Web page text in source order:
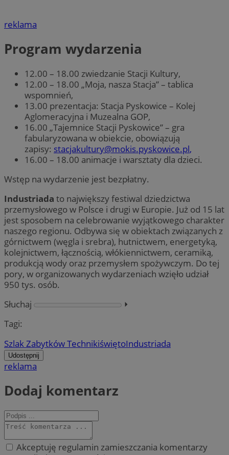
reklama
Program wydarzenia
12.00 – 18.00 zwiedzanie Stacji Kultury,
12.00 – 18.00 „Moja, nasza Stacja” – tablica
wspomnień,
13.00 prezentacja: Stacja Pyskowice – Kolej
Aglomeracyjna i Muzealna GOP,
16.00 „Tajemnice Stacji Pyskowice” – gra
fabularyzowana w obiekcie, obowiązują
zapisy: stacjakultury@mokis.pyskowice.pl,
16.00 – 18.00 animacje i warsztaty dla dzieci.
Wstęp na wydarzenie jest bezpłatny.
Industriada to największy festiwal dziedzictwa
przemysłowego w Polsce i drugi w Europie. Już od 15 lat
jest sposobem na celebrowanie wyjątkowego charakter
naszego regionu. Odbywa się w obiektach związanych z
górnictwem (węgla i srebra), hutnictwem, energetyką,
kolejnictwem, łącznością, włókiennictwem, ceramiką,
produkcją wody oraz przemysłem spożywczym. Do tej
pory, w organizowanych wydarzeniach wzięło udział
950 tys. osób.
Słuchaj
⏵︎
Tagi:
Szlak Zabytków TechnikiświętoIndustriada
Udostępnij
reklama
Dodaj komentarz
Akceptuję regulamin zamieszczania komentarzy